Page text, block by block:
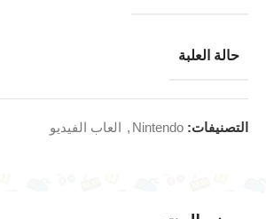
حالة العلبة
التصنيفات: Nintendo
, العاب الفيديو